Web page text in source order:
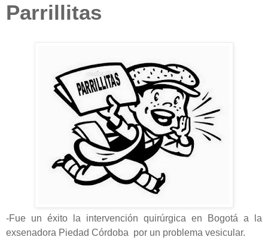
Parrillitas
-Fue un éxito la intervención quirúrgica en Bogotá a la
exsenadora Piedad Córdoba por un problema vesicular.